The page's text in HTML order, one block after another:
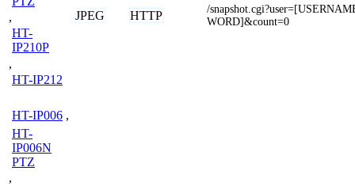
,
HT-
IP210P
,
HT-IP212
JPEG HTTP
/
WORD]&count=0
HT-IP006 ,
HT-
IP006N
PTZ
,